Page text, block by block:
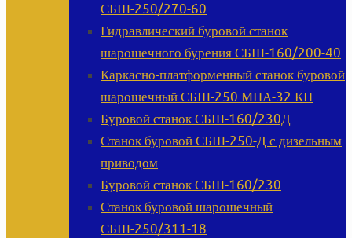
СБШ-250/270-60
Гидравлический буровой станок
шарошечного бурения СБШ-160/200-40
Каркасно-платформенный станок буровой
шарошечный СБШ-250 МНА-32 КП
Буровой станок СБШ-160/230Д
Станок буровой СБШ-250-Д с дизельным
приводом
Буровой станок СБШ-160/230
Станок буровой шарошечный
СБШ-250/311-18